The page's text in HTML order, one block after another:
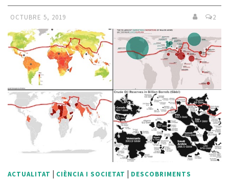
OCTUBRE 5, 2019 2
ACTUALITAT | CIÈNCIA I SOCIETAT | DESCOBRIMENTS